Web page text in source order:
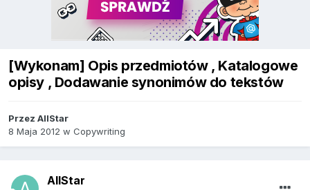
[Wykonam] Opis przedmiotów , Katalogowe
opisy , Dodawanie synonimów do tekstów
Przez AllStar
8 Maja 2012 w Copywriting
AllStar